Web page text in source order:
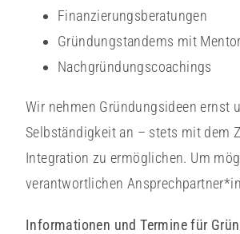
Finanzierungsberatungen
Gründungstandems mit
Nachgründungscoachings
Wir nehmen Gründungsideen ernst
Selbständigkeit an – stets mit dem
Integration zu ermöglichen. Um
verantwortlichen
Informationen und Termine für